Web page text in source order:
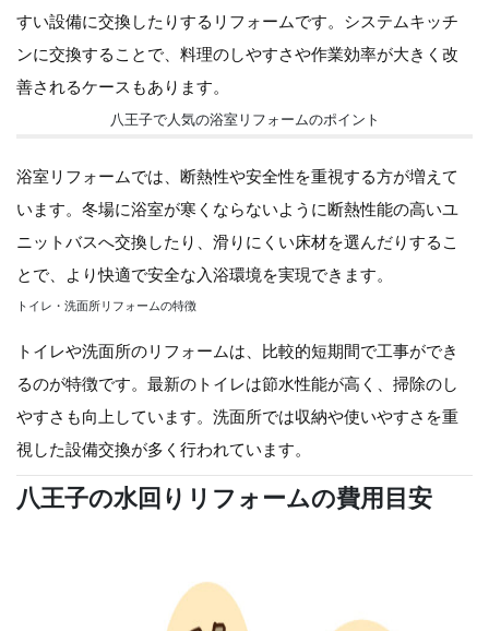
すい設備に交換したりするリフォームです。システムキッチ
ンに交換することで、料理のしやすさや作業効率が大きく改
善されるケースもあります。
八王子で人気の浴室リフォームのポイント
浴室リフォームでは、断熱性や安全性を重視する方が増えて
います。冬場に浴室が寒くならないように断熱性能の高いユ
ニットバスへ交換したり、滑りにくい床材を選んだりするこ
とで、より快適で安全な入浴環境を実現できます。
トイレ・洗面所リフォームの特徴
トイレや洗面所のリフォームは、比較的短期間で工事ができ
るのが特徴です。最新のトイレは節水性能が高く、掃除のし
やすさも向上しています。洗面所では収納や使いやすさを重
視した設備交換が多く行われています。
八王子の水回りリフォームの費用目安